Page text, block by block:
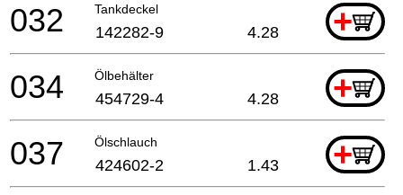
Tankdeckel +
032 142282-9 4.28
Ölbehälter +
034 454729-4 4.28
Ölschlauch +
037 424602-2 1.43